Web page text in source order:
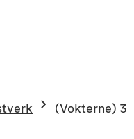
(Vokterne) 3